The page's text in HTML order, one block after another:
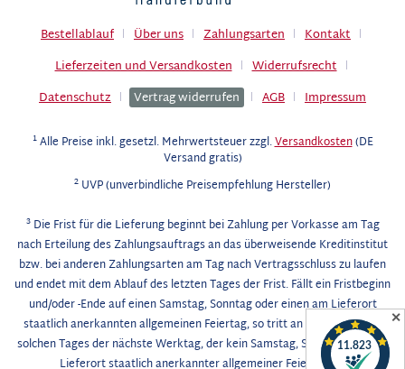
Bestellablauf Über uns Zahlungsarten
Kontakt
Lieferzeiten und Versandkosten
Widerrufsrecht
Datenschutz
Vertrag widerrufen AGB Impressum
1Alle Preise inkl. gesetzl. Mehrwertsteuer zzgl.Versandkosten(DE
Versand gratis)
2 UVP (unverbindliche Preisempfehlung Hersteller)
3Die Frist für die Lieferung beginnt bei Zahlung per Vorkasse am Tag
nach Erteilung des Zahlungsauftrags an das überweisende Kreditinstitut
bzw. bei anderen Zahlungsarten am Tag nach Vertragsschluss zu laufen
und endet mit dem Ablauf des letzten Tages der Frist. Fällt ein Fristbeginn
und/oder -Ende auf einen Samstag, Sonntag oder einen am Lieferort
staatlich anerkannten allgemeinen Feiertag, so tritt an die Stelle eines
solchen Tages der nächste Werktag, der kein Samstag, Sonntag oder am
Lieferort staatlich anerkannter allgemeiner Feiertag ist.
✕